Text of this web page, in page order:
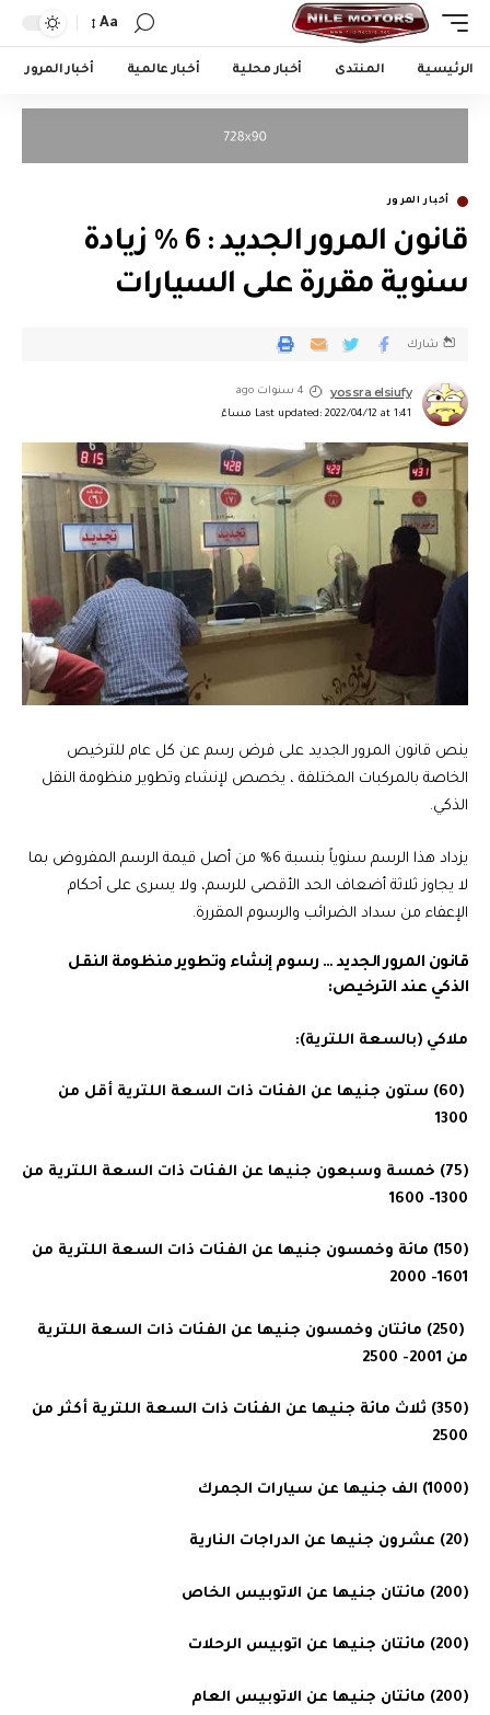
Aa
الرئيسية المنتدى أخبار محلية أخبار عالمية أخبار المرور
أخبار المرور
قانون المرور الجديد : 6 % زيادة
سنوية مقررة على السيارات
Last updated: 2022/04/12 at 1:41 مساءً
yossra elsiufy 4 سنوات ago
شارك
ينص قانون المرور الجديد على فرض رسم عن كل عام للترخيص
الخاصة بالمركبات المختلفة ، يخصص لإنشاء وتطوير منظومة النقل
الذكي.
يزداد هذا الرسم سنوياً بنسبة 6% من أصل قيمة الرسم المفروض بما
لا يجاوز ثلاثة أضعاف الحد الأقصى للرسم، ولا يسرى على أحكام
الإعفاء من سداد الضرائب والرسوم المقررة.
قانون المرور الجديد … رسوم إنشاء وتطوير منظومة النقل
الذكي عند الترخيص:
ملاكي (بالسعة اللترية):
(60) ستون جنيها عن الفئات ذات السعة اللترية أقل من
1300
(75) خمسة وسبعون جنيها عن الفئات ذات السعة اللترية من
1300- 1600
(150) مائة وخمسون جنيها عن الفئات ذات السعة اللترية من
1601- 2000
(250) مائتان وخمسون جنيها عن الفئات ذات السعة اللترية
من 2001- 2500
(350) ثلاث مائة جنيها عن الفئات ذات السعة اللترية أكثر من
2500
(1000) الف جنيها عن سيارات الجمرك
(20) عشرون جنيها عن الدراجات النارية
(200) مائتان جنيها عن الاتوبيس الخاص
(200) مائتان جنيها عن اتوبيس الرحلات
(200) مائتان جنيها عن الاتوبيس العام